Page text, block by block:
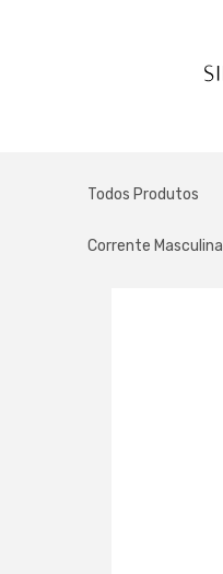
Todos Produtos
Corrente Masculina